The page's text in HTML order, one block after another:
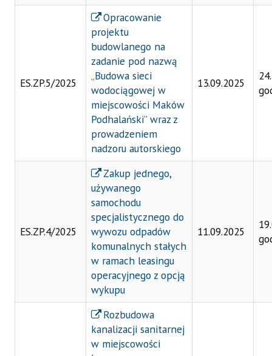
ES.ZP.5/2025
Opracowanie
projektu
budowlanego na
zadanie pod nazwą
„Budowa sieci
wodociągowej w
miejscowości Maków
Podhalański” wraz z
prowadzeniem
nadzoru autorskiego
13.09.2025
ES.ZP.4/2025
Zakup jednego,
używanego
samochodu
specjalistycznego do
wywozu odpadów
komunalnych stałych
w ramach leasingu
operacyjnego z opcją
wykupu
11.09.2025
Rozbudowa
kanalizacji sanitarnej
w miejscowości